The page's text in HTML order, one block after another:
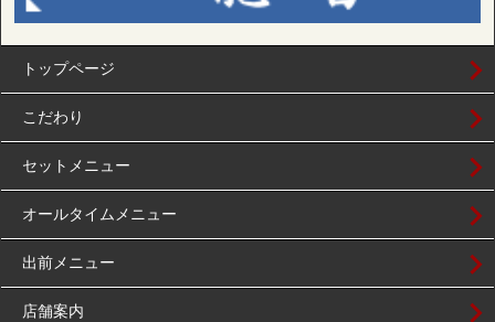
トップページ
こだわり
セットメニュー
オールタイムメニュー
出前メニュー
店舗案内